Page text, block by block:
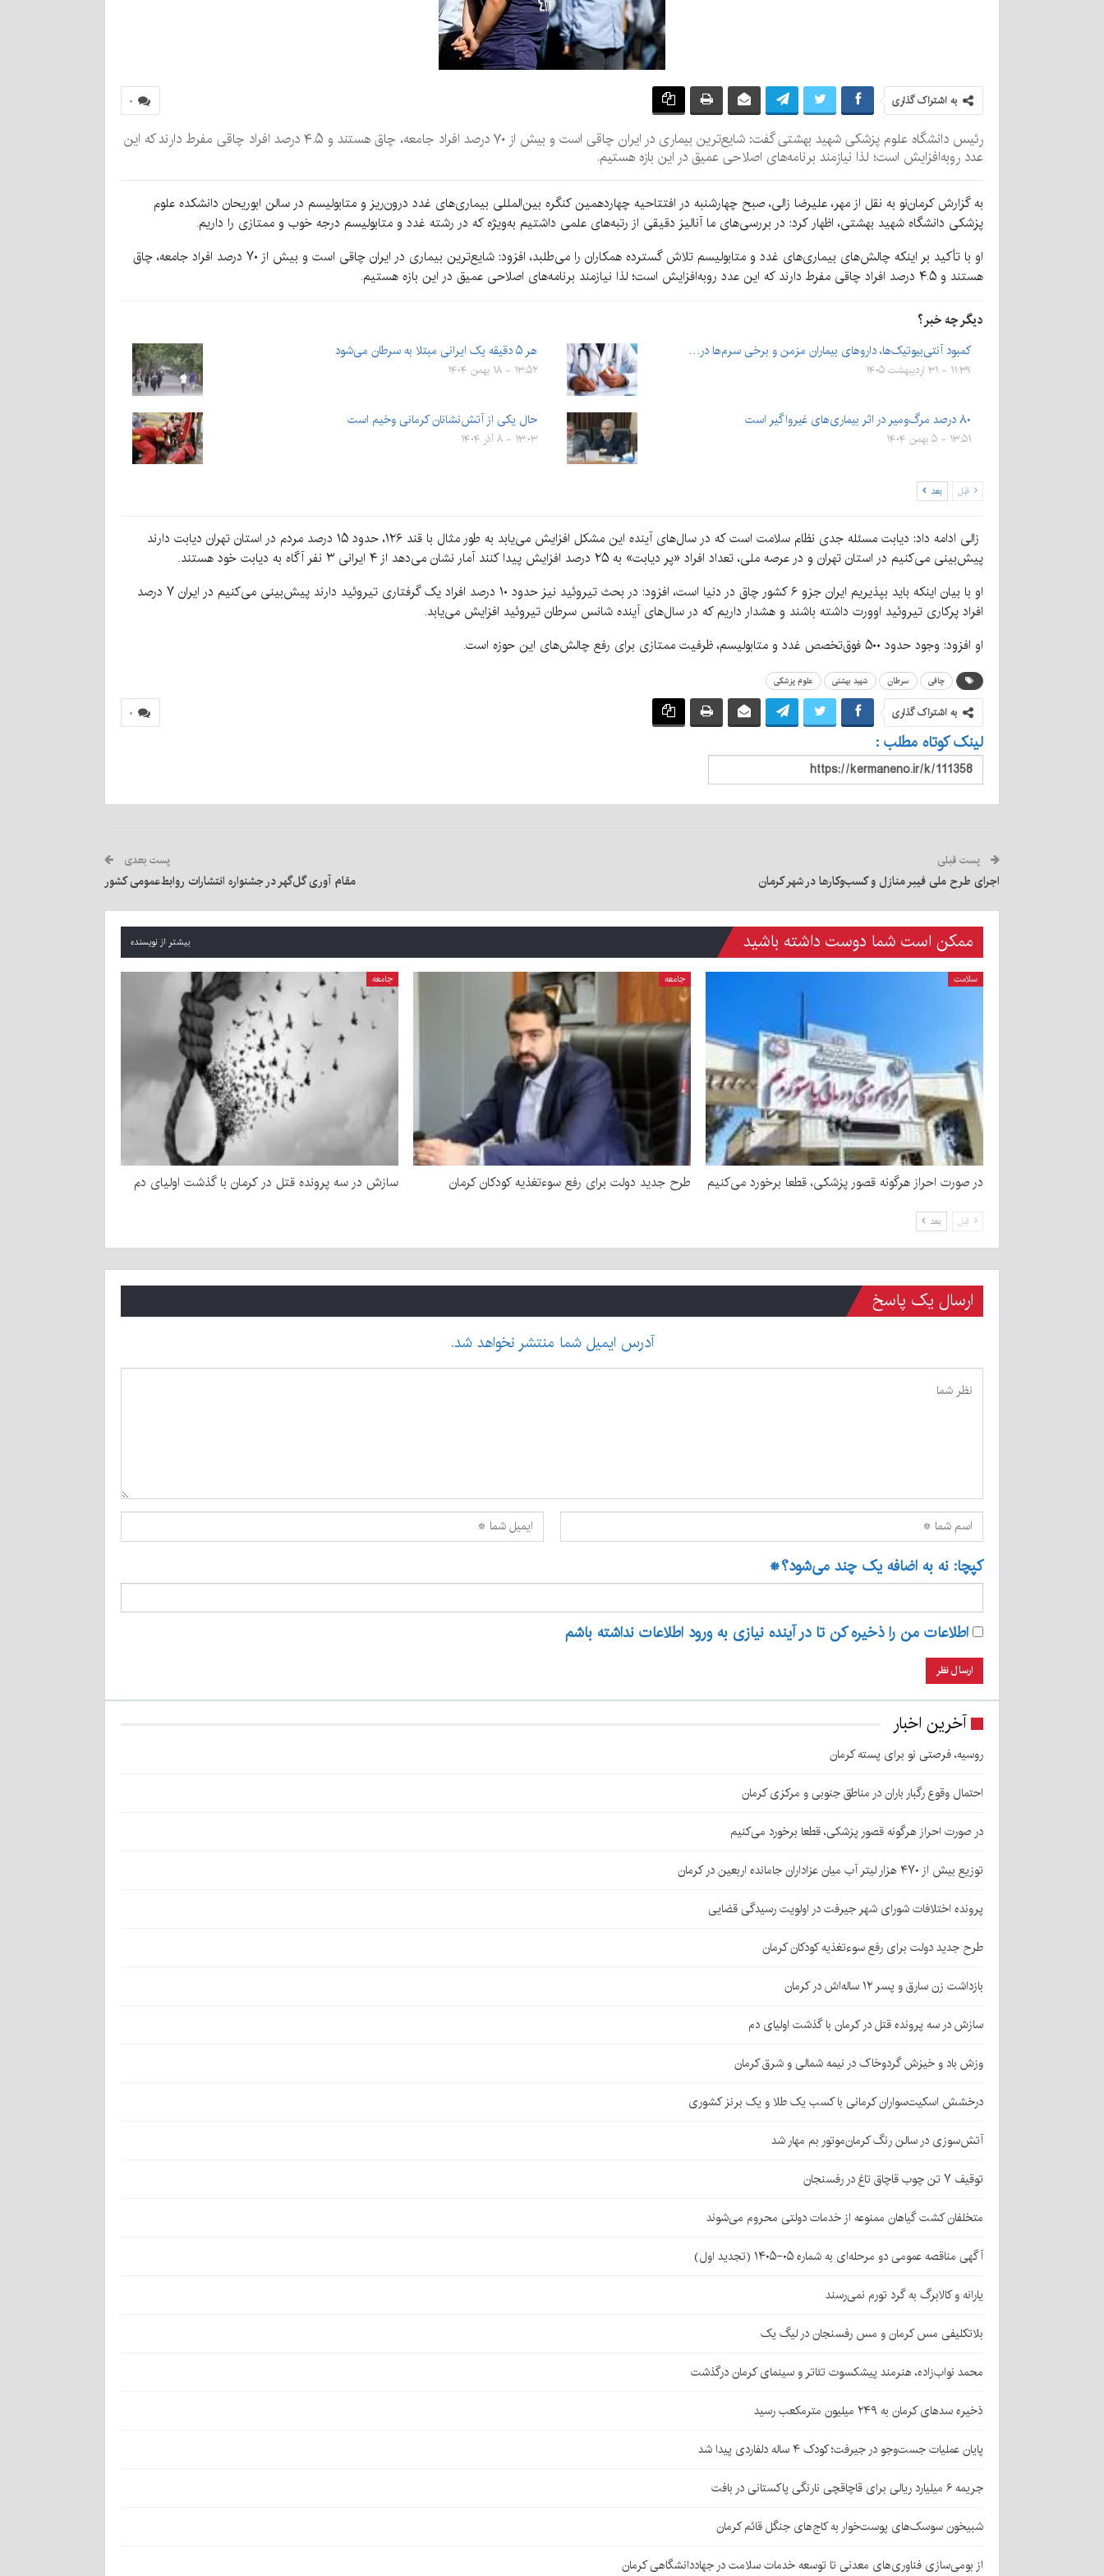
۰ به اشتراک گذاری
رئیس دانشگاه علوم پزشکی شهید بهشتی گفت: شایع‌ترین بیماری در ایران چاقی است و بیش از ۷۰ درصد افراد جامعه، چاق هستند و ۴.۵ درصد افراد چاقی مفرط دارند که این
عدد روبه‌افزایش است؛ لذا نیازمند برنامه‌های اصلاحی عمیق در این بازه هستیم.
به گزارش کرمان‌نو به نقل از مهر، علیرضا زالی، صبح چهارشنبه در افتتاحیه چهاردهمین کنگره بین‌المللی بیماری‌های غدد درون‌ریز و متابولیسم در سالن ابوریحان دانشکده علوم
پزشکی دانشگاه شهید بهشتی، اظهار کرد: در بررسی‌های ما آنالیز دقیقی از رتبه‌های علمی داشتیم به‌ویژه که در رشته غدد و متابولیسم درجه خوب و ممتازی را داریم.
او با تأکید بر اینکه چالش‌های بیماری‌های غدد و متابولیسم تلاش گسترده همکاران را می‌طلبد، افزود: شایع‌ترین بیماری در ایران چاقی است و بیش از ۷۰ درصد افراد جامعه، چاق
هستند و ۴.۵ درصد افراد چاقی مفرط دارند که این عدد روبه‌افزایش است؛ لذا نیازمند برنامه‌های اصلاحی عمیق در این بازه هستیم.
دیگر چه خبر؟
کمبود آنتی‌بیوتیک‌ها، داروهای بیماران مزمن و برخی سرم‌ها در…
۱۱:۳۹ - ۳۱ اردیبهشت ۱۴۰۵
هر ۵ دقیقه یک ایرانی مبتلا به سرطان می‌شود
۱۳:۵۲ - ۱۸ بهمن ۱۴۰۴
۸۰ درصد مرگ‌ومیر در اثر بیماری‌های غیرواگیر است
۱۳:۵۱ - ۵ بهمن ۱۴۰۴
حال یکی از آتش‌نشانان کرمانی وخیم است
۱۳:۰۳ - ۸ آذر ۱۴۰۴
قبل بعد
زالی ادامه داد: دیابت مسئله جدی نظام سلامت است که در سال‌های آینده این مشکل افزایش می‌یابد به طور مثال با قند ۱۲۶، حدود ۱۵ درصد مردم در استان تهران دیابت دارند
پیش‌بینی می‌کنیم در استان تهران و در عرصه ملی، تعداد افراد «پر دیابت» به ۲۵ درصد افزایش پیدا کنند آمار نشان می‌دهد از ۴ ایرانی ۳ نفر آگاه به دیابت خود هستند.
او با بیان اینکه باید بپذیریم ایران جزو ۶ کشور چاق در دنیا است، افزود: در بحث تیروئید نیز حدود ۱۰ درصد افراد یک گرفتاری تیروئید دارند پیش‌بینی می‌کنیم در ایران ۷ درصد
افراد پرکاری تیروئید اوورت داشته باشند و هشدار داریم که در سال‌های آینده شانس سرطان تیروئید افزایش می‌یابد.
او افزود: وجود حدود ۵۰۰ فوق‌تخصص غدد و متابولیسم، ظرفیت ممتازی برای رفع چالش‌های این حوزه است.
چاقی سرطان شهید بهشتی علوم پزشکی
۰ به اشتراک گذاری
لینک کوتاه مطلب :
پست قبلی
اجرای طرح ملی فیبر منازل و کسب‌وکارها در شهر کرمان
پست بعدی
مقام آوری گل‌گهر در جشنواره انتشارات روابط‌عمومی کشور
ممکن است شما دوست داشته باشید بیشتر از نویسنده
سلامت
در صورت احراز هرگونه قصور پزشکی، قطعا برخورد می‌کنیم
جامعه
طرح جدید دولت برای رفع سوءتغذیه کودکان کرمان
جامعه
سازش در سه پرونده قتل در کرمان با گذشت اولیای دم
قبل بعد
ارسال یک پاسخ
آدرس ایمیل شما منتشر نخواهد شد.
کپچا: نه به اضافه یک چند می‌شود؟*
اطلاعات من را ذخیره کن تا در آینده نیازی به ورود اطلاعات نداشته باشم
آخرین اخبار
روسیه، فرصتی نو برای پسته کرمان
احتمال وقوع رگبار باران در مناطق جنوبی و مرکزی کرمان
در صورت احراز هرگونه قصور پزشکی، قطعا برخورد می‌کنیم
توزیع بیش از ۴۷۰ هزار لیتر آب میان عزاداران جامانده اربعین در کرمان
پرونده اختلافات شورای شهر جیرفت در اولویت رسیدگی قضایی
طرح جدید دولت برای رفع سوءتغذیه کودکان کرمان
بازداشت زن سارق و پسر ۱۲ ساله‌اش در کرمان
سازش در سه پرونده قتل در کرمان با گذشت اولیای دم
وزش باد و خیزش گردوخاک در نیمه شمالی و شرق کرمان
درخشش اسکیت‌سواران کرمانی با کسب یک طلا و یک برنز کشوری
آتش‌سوزی در سالن رنگ کرمان‌موتور بم مهار شد
توقیف ۷ تن چوب قاچاق تاغ در رفسنجان
متخلفان کشت گیاهان ممنوعه از خدمات دولتی محروم می‌شوند
آگهی مناقصه عمومی دو مرحله‌ای به شماره ۰۵-۱۴۰۵ (تجدید اول)
یارانه و کالابرگ به گرد تورم نمی‌رسند
بلاتکلیفی مس کرمان و مس رفسنجان در لیگ یک
محمد نواب‌زاده، هنرمند پیشکسوت تئاتر و سینمای کرمان درگذشت
ذخیره سدهای کرمان به ۲۴۹ میلیون مترمکعب رسید
پایان عملیات جست‌وجو در جیرفت؛ کودک ۴ ساله دلفاردی پیدا شد
جریمه ۶ میلیارد ریالی برای قاچاقچی نارنگی پاکستانی در بافت
شبیخون سوسک‌های پوست‌خوار به کاج‌های جنگل قائم کرمان
از بومی‌سازی فناوری‌های معدنی تا توسعه خدمات سلامت در جهاددانشگاهی کرمان